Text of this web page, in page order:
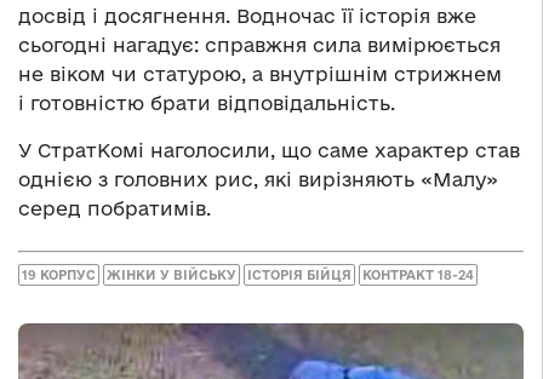
досвід і досягнення. Водночас її історія вже
сьогодні нагадує: справжня сила вимірюється
не віком чи статурою, а внутрішнім стрижнем
і готовністю брати відповідальність.
У СтратКомі наголосили, що саме характер став
однією з головних рис, які вирізняють «Малу»
серед побратимів.
19 КОРПУС ЖІНКИ У ВІЙСЬКУ ІСТОРІЯ БІЙЦЯ КОНТРАКТ 18-24